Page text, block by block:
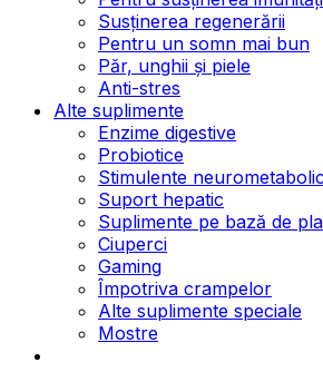
Susținerea regenerării
Pentru un somn mai bun
Păr, unghii și piele
Anti-stres
Alte suplimente
Enzime digestive
Probiotice
Stimulente
Suport hepatic
Suplimente pe bază de
Ciuperci
Gaming
Împotriva crampelor
Alte suplimente speciale
Mostre